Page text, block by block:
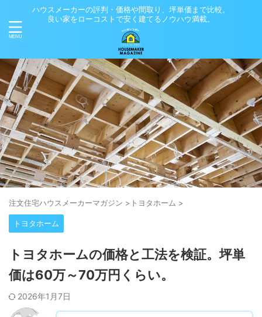
ハウスメーカーの評判・価格や間取り、坪単価まで比較。
良い家をローコストで安く建てるノウハウ満載。
注⽂住宅ハウスメーカーマガジン > トヨタホーム >
トヨタホーム
トヨタホームの価格と工法を検証。坪単
価は60万～70万円くらい。
2026年1月7日